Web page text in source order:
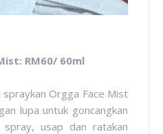
RM60/ 60ml
Orgga Face Mist
lupa untuk goncangkan
usap dan ratakan